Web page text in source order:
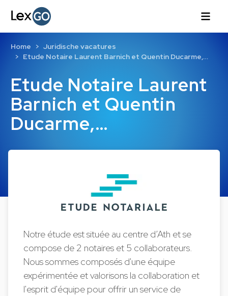
Etude Notaire Laurent
Barnich et Quentin
Ducarme,…
Home
Juridische vacatures
Etude Notaire Laurent Barnich et Quentin Ducarme,…
Notre étude est située au centre d’Ath et se
compose de 2 notaires et 5 collaborateurs.
Nous sommes composés d'une équipe
expérimentée et valorisons la collaboration et
l'esprit d'équipe pour offrir un service de